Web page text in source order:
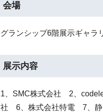
会場
グランシップ6階展示ギャラ
展示内容
1、SMC株式会社 2、
社 6、株式会社特電 7、静